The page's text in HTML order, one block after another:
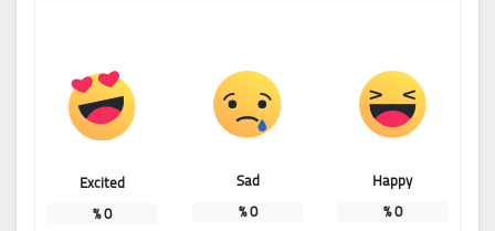
Happy
0
%
Sad
0
%
Excited
0
%